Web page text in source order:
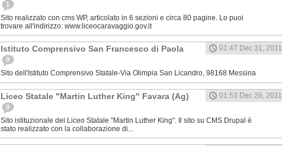
1
Sito realizzato con cms WP, articolato in 6 sezioni e circa 80 pagine. Lo puoi
trovare all'indirizzo: www.liceocaravaggio.gov.it
Istituto Comprensivo San Francesco di Paola
0
01:47 Dec 31, 2011
Sito dell'Istituto Comprensivo Statale-Via Olimpia San Licandro, 98168 Messina
Liceo Statale "Martin Luther King" Favara (Ag)
0
01:53 Dec 26, 2011
Sito istituzionale del Liceo Statale "Martin Luther King". Il sito su CMS Drupal è
stato realizzato con la collaborazione di...